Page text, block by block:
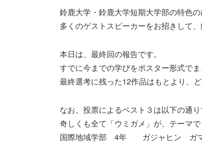
鈴鹿大学・鈴鹿大学短期大学部の特色
多くのゲストスピーカーをお招きして
本日は、最終回の報告です。
すでに今までの学びをポスター形式で
最終選考に残った12作品はもとより、
なお、投票によるベスト３は以下の通り
奇しくも全て「ウミガメ」が、テーマで
国際地域学部 4年 ガジャヒン ガ